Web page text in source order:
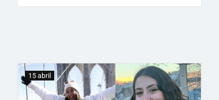
no Canadá, Kelly Chiavaro iniciou sua carreira
15 abril